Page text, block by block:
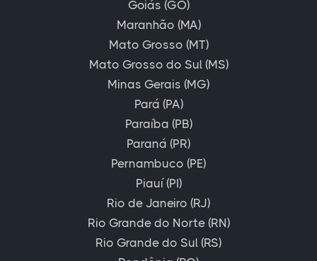
Goiás (GO)
Maranhão (MA)
Mato Grosso (MT)
Mato Grosso do Sul (MS)
Minas Gerais (MG)
Pará (PA)
Paraíba (PB)
Paraná (PR)
Pernambuco (PE)
Piauí (PI)
Rio de Janeiro (RJ)
Rio Grande do Norte (RN)
Rio Grande do Sul (RS)